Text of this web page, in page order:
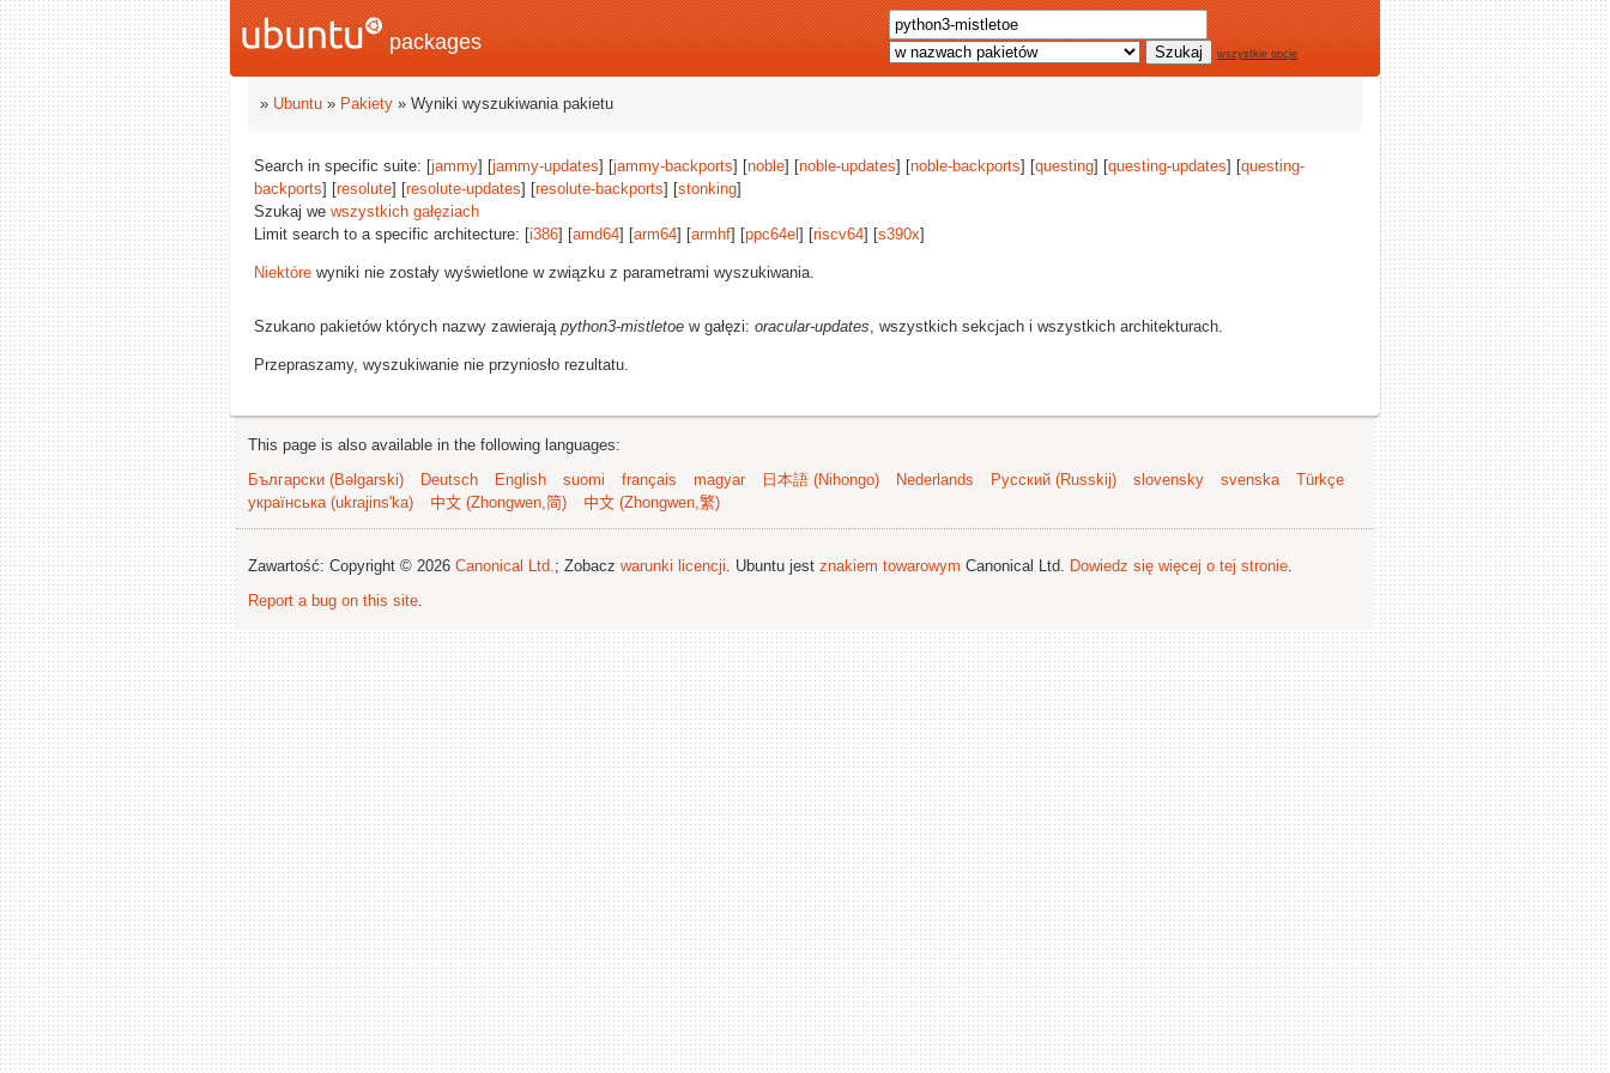
packages wszystkie opcje
» Ubuntu » Pakiety » Wyniki wyszukiwania pakietu
Search in specific suite: [jammy] [jammy-updates] [jammy-backports] [noble] [noble-updates] [noble-backports] [questing] [questing-updates] [questing-
backports] [resolute] [resolute-updates] [resolute-backports] [stonking]
Szukaj we wszystkich gałęziach
Limit search to a specific architecture: [i386] [amd64] [arm64] [armhf] [ppc64el ] [riscv64] [s390x]
Niektóre wyniki nie zostały wyświetlone w związku z parametrami wyszukiwania.
Szukano pakietów których nazwy zawierają python3-mistletoe w gałęzi: oracular-updates, wszystkich sekcjach i wszystkich architekturach.
Przepraszamy, wyszukiwanie nie przyniosło rezultatu.
This page is also available in the following languages:
Български (Bəlgarski)
Deutsch English suomi français magyar 日本語 (Nihongo) Nederlands Русский (Russkij) slovensky svenska
Türkçe
українська (ukrajins'ka)
中文 (Zhongwen,简) 中文 (Zhongwen,繁)
Zawartość: Copyright © 2026 Canonical Ltd.; Zobacz warunki licencji. Ubuntu jest znakiem towarowym Canonical Ltd. Dowiedz się więcej o tej stronie.
Report a bug on this site.